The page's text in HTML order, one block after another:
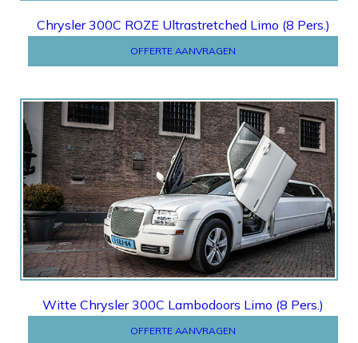
Chrysler 300C ROZE Ultrastretched Limo (8 Pers.)
OFFERTE AANVRAGEN
Offerte
Witte Chrysler 300C Lambodoors Limo (8 Pers.)
OFFERTE AANVRAGEN